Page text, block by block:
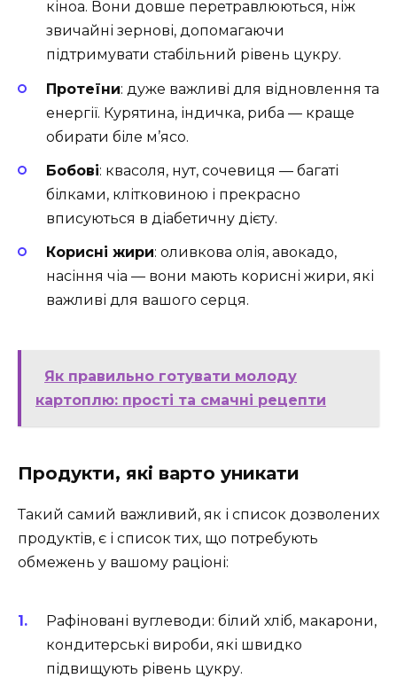
кіноа. Вони довше перетравлюються, ніж
звичайні зернові, допомагаючи
підтримувати стабільний рівень цукру.
Протеїни: дуже важливі для відновлення та
енергії. Курятина, індичка, риба — краще
обирати біле м’ясо.
Бобові: квасоля, нут, сочевиця — багаті
білками, клітковиною і прекрасно
вписуються в діабетичну дієту.
Корисні жири: оливкова олія, авокадо,
насіння чіа — вони мають корисні жири, які
важливі для вашого серця.
Як правильно готувати молоду
картоплю: прості та смачні рецепти
Продукти, які варто уникати
Такий самий важливий, як і список дозволених
продуктів, є і список тих, що потребують
обмежень у вашому раціоні:
Рафіновані вуглеводи: білий хліб, макарони,
кондитерські вироби, які швидко
підвищують рівень цукру.